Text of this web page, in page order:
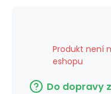
Produkt není
eshopu
Do dopravy